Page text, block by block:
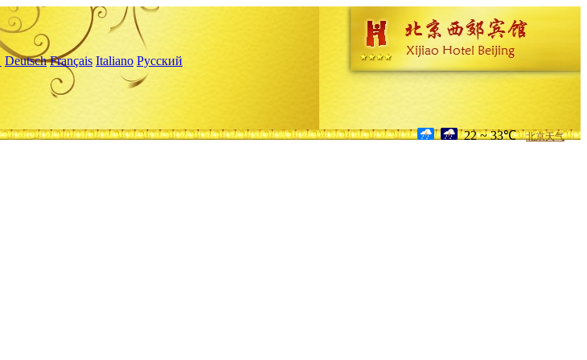
Deutsch Français Italiano Русский
22 ~ 33℃ 北京天气